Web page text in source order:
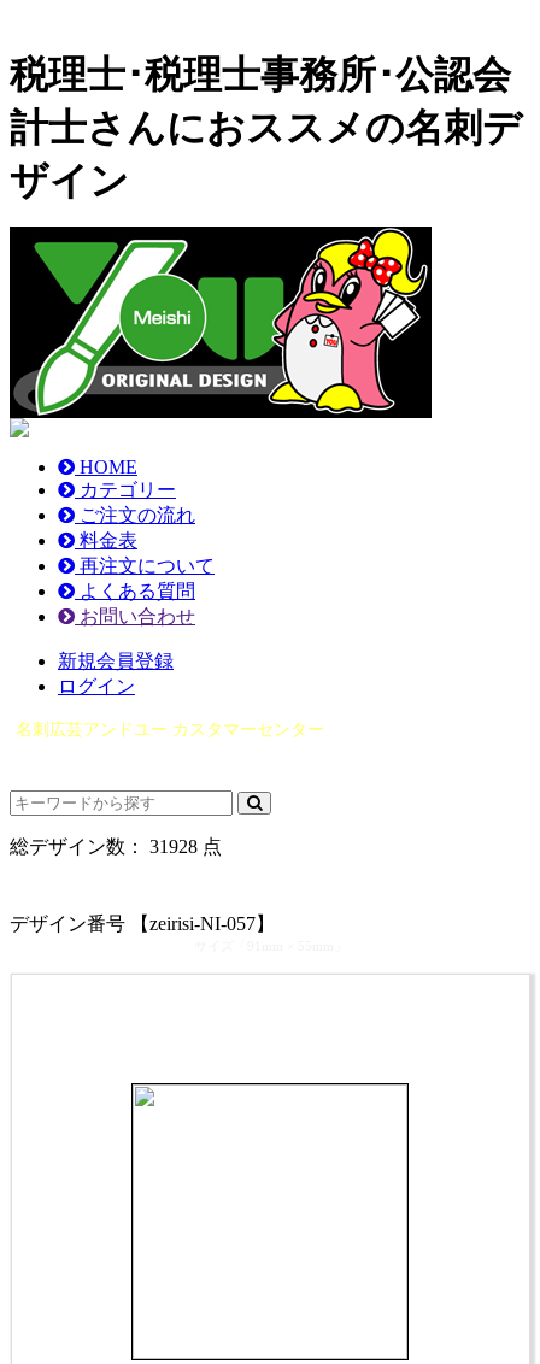
税理士･税理士事務所･公認会
計士さんにおススメの名刺デ
ザイン
HOME
カテゴリー
ご注文の流れ
料金表
再注文について
よくある質問
お問い合わせ
新規会員登録
ログイン
名刺広芸アンドユー カスタマーセンター
総デザイン数： 31928 点
デザイン番号 【zeirisi-NI-057】